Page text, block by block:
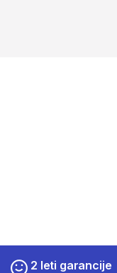
2 leti garancije